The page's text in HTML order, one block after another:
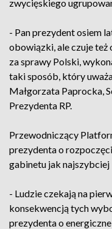
zwycięskiego
- Pan prezydent osiem
obowiązki, ale czuje
za sprawy Polski,
taki sposób, który
Małgorzata Paprocka,
Prezydenta RP.
Przewodniczący
prezydenta o
gabinetu jak najszybciej
- Ludzie czekają na
konsekwencją tych
prezydenta o